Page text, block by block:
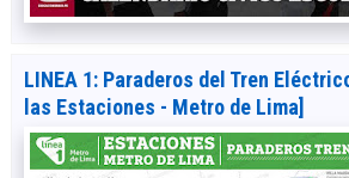
LINEA 1: Paraderos del Tren
las Estaciones - Metro de Lima]